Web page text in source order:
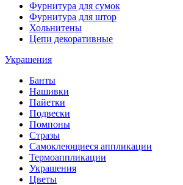
Фурнитура для сумок
Фурнитура для штор
Хольнитены
Цепи декоративные
Украшения
Банты
Нашивки
Пайетки
Подвески
Помпоны
Стразы
Самоклеющиеся аппликации
Термоаппликации
Украшения
Цветы